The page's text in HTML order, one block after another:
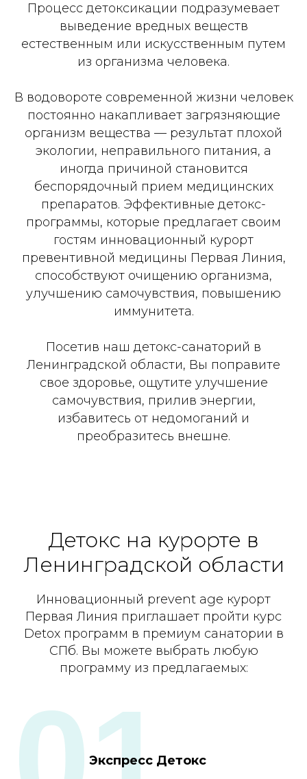
Процесс детоксикации подразумевает
выведение вредных веществ
естественным или искусственным путем
из организма человека.
В водовороте современной жизни человек
постоянно накапливает загрязняющие
организм вещества — результат плохой
экологии, неправильного питания, а
иногда причиной становится
беспорядочный прием медицинских
препаратов. Эффективные детокс-
программы, которые предлагает своим
гостям инновационный курорт
превентивной медицины Первая Линия,
способствуют очищению организма,
улучшению самочувствия, повышению
иммунитета.
Посетив наш детокс-санаторий в
Ленинградской области, Вы поправите
свое здоровье, ощутите улучшение
самочувствия, прилив энергии,
избавитесь от недомоганий и
преобразитесь внешне.
Детокс на курорте в
Ленинградской области
Инновационный prevent age курорт
Первая Линия приглашает пройти курс
Detox программ в премиум санатории в
СПб. Вы можете выбрать любую
программу из предлагаемых:
Экспресс Детокс